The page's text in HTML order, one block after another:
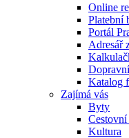
Online
Platební
Portál
Adresář
Katalog
Zajímá vás
Byty
Cestovní
Kultura